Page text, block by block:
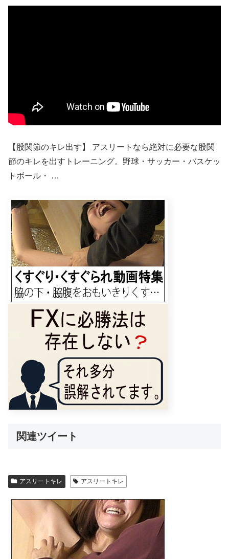
【股関節のキレ出す】 アスリートなら絶対に必要な股関
節のキレを出すトレーニング。野球・サッカー・バスケッ
トボール・ …
関連ツイート
アスリートキレ アスリートキレ